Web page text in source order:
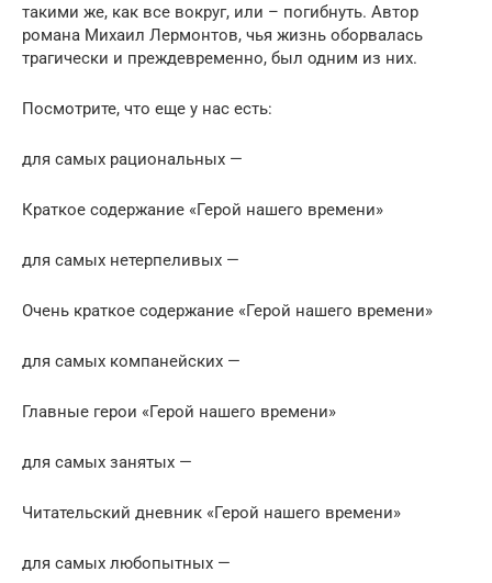
такими же, как все вокруг, или – погибнуть. Автор
романа Михаил Лермонтов, чья жизнь оборвалась
трагически и преждевременно, был одним из них.
Посмотрите, что еще у нас есть:
для самых рациональных —
Краткое содержание «Герой нашего времени»
для самых нетерпеливых —
Очень краткое содержание «Герой нашего времени»
для самых компанейских —
Главные герои «Герой нашего времени»
для самых занятых —
Читательский дневник «Герой нашего времени»
для самых любопытных —